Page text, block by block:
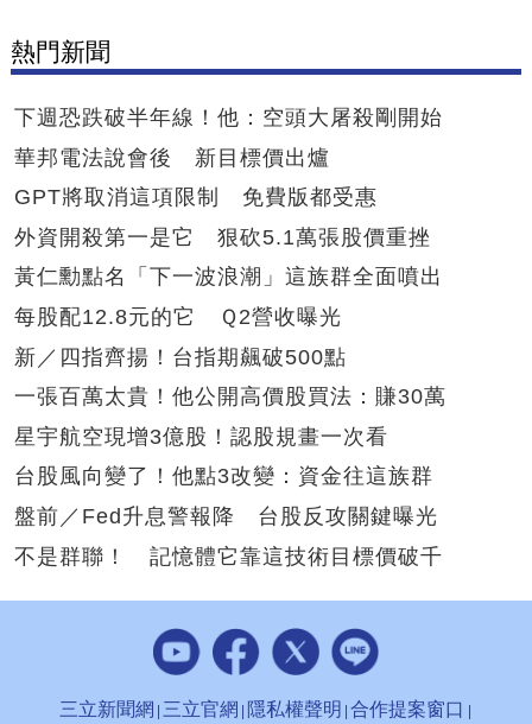
熱門新聞
下週恐跌破半年線！他：空頭大屠殺剛開始
華邦電法說會後 新目標價出爐
GPT將取消這項限制 免費版都受惠
外資開殺第一是它 狠砍5.1萬張股價重挫
黃仁勳點名「下一波浪潮」這族群全面噴出
每股配12.8元的它 Ｑ2營收曝光
新／四指齊揚！台指期飆破500點
一張百萬太貴！他公開高價股買法：賺30萬
星宇航空現增3億股！認股規畫一次看
台股風向變了！他點3改變：資金往這族群
盤前／Fed升息警報降 台股反攻關鍵曝光
不是群聯！ 記憶體它靠這技術目標價破千
三立新聞網 三立官網 隱私權聲明 合作提案窗口